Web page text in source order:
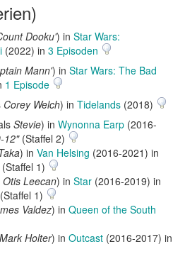
Dooku') in Star Wars:
(2022) in 3 Episoden
Mann') in Star Wars: The Bad
1 Episode
Corey Welch) in Tidelands (2018)
Stevie) in Wynonna Earp (2016-
12"(Staffel 2)
) in Van Helsing (2016-2021) in
(Staffel 1)
Otis Leecan) in Star (2016-2019) in
1)
Valdez) in Queen of the South
Mark Holter) in Outcast (2016-2017) in